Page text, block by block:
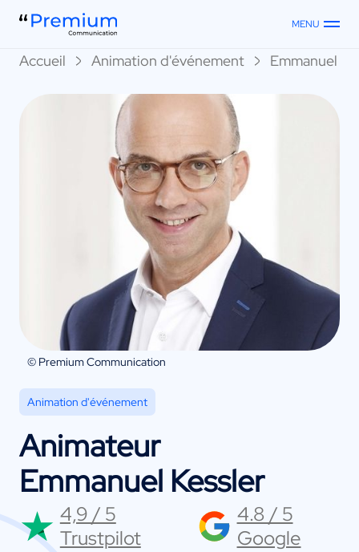
MENU
Accueil Animation d'événement Emmanuel
© Premium Communication
Animation d'événement
Animateur
Emmanuel Kessler
4,9 / 5
Trustpilot
4.8 / 5
Google